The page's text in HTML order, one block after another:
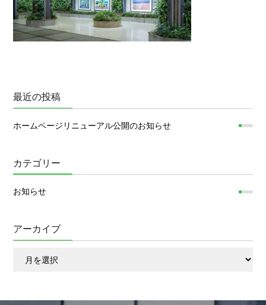
最近の投稿
ホームページリニューアル公開のお知らせ
カテゴリー
お知らせ
アーカイブ
イ